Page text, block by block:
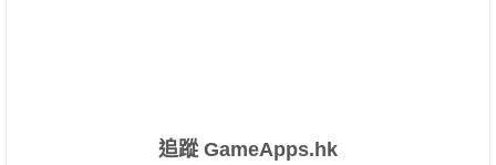
追蹤 GameApps.hk